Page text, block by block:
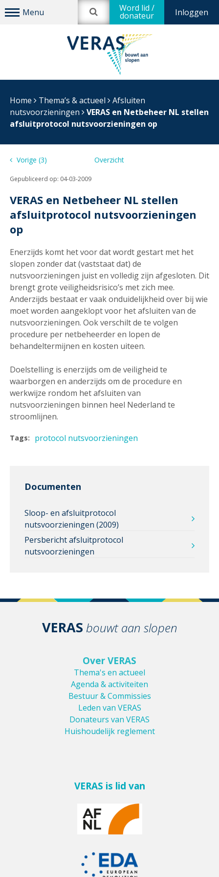
Inloggen
Word lid /
donateur
Home Thema’s & actueel
Afsluiten
nutsvoorzieningen
VERAS en Netbeheer NL stellen
afsluitprotocol nutsvoorzieningen op
Vorige (3) Overzicht
Gepubliceerd op: 04-03-2009
VERAS en Netbeheer NL stellen
afsluitprotocol nutsvoorzieningen
op
Enerzijds komt het voor dat wordt gestart met het
slopen zonder dat (vaststaat dat) de
nutsvoorzieningen juist en volledig zijn afgesloten. Dit
brengt grote veiligheidsrisico’s met zich mee.
Anderzijds bestaat er vaak onduidelijkheid over bij wie
moet worden aangeklopt voor het afsluiten van de
nutsvoorzieningen. Ook verschilt de te volgen
procedure per netbeheerder en lopen de
behandeltermijnen en kosten uiteen.
Doelstelling is enerzijds om de veiligheid te
waarborgen en anderzijds om de procedure en
werkwijze rondom het afsluiten van
nutsvoorzieningen binnen heel Nederland te
stroomlijnen.
Tags: protocol nutsvoorzieningen
Documenten
Sloop- en afsluitprotocol
nutsvoorzieningen (2009)
Persbericht afsluitprotocol
nutsvoorzieningen
VERAS bouwt aan slopen
Over VERAS
Thema's en actueel
Agenda & activiteiten
Bestuur & Commissies
Leden van VERAS
Donateurs van VERAS
Huishoudelijk reglement
VERAS is lid van